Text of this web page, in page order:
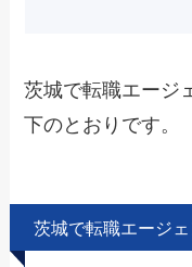
茨城で転職エージ
下のとおりです。
茨城で転職エージ